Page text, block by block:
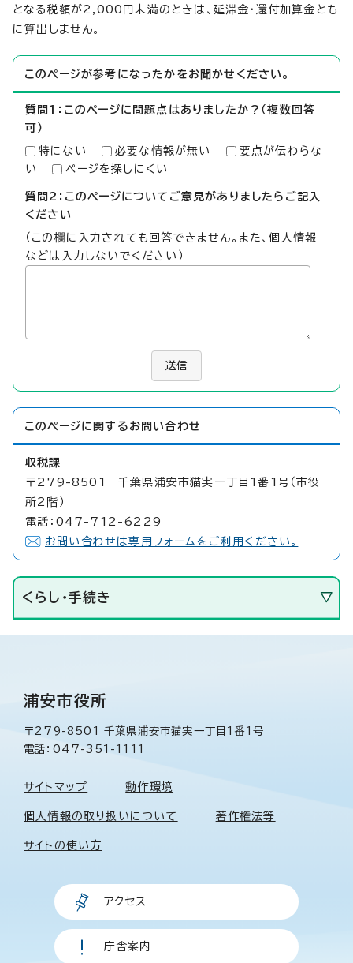
となる税額が2,000円未満のときは、延滞金・還付加算金とも
に算出しません。
このページが参考になったかをお聞かせください。
質問1：このページに問題点はありましたか？（複数回答
可）
特にない 必要な情報が無い
要点が伝わらな
い
ページを探しにくい
質問2：このページについてご意見がありましたらご記入
ください
（この欄に入力されても回答できません。また、個人情報
などは入力しないでください）
送信
このページに関する お問い合わせ
収税課
〒279-8501 千葉県浦安市猫実一丁目1番1号（市役
所2階）
電話：047-712-6229
お問い合わせは専用フォームをご利用ください。
くらし・手続き
浦安市役所
〒279-8501 千葉県浦安市猫実一丁目1番1号
電話：047-351-1111
サイトマップ 動作環境
個人情報の取り扱いについて 著作権法等
サイトの使い方
アクセス
庁舎案内